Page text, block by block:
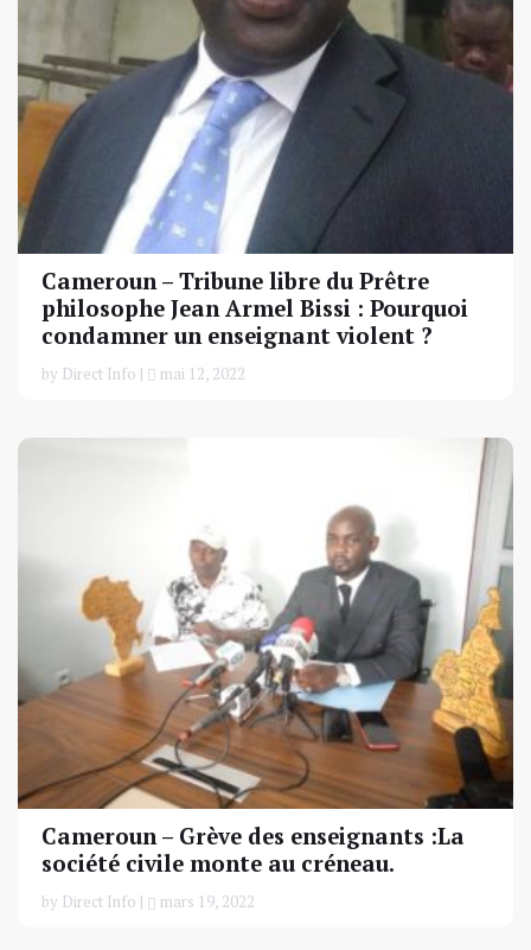
Cameroun – Tribune libre du Prêtre
philosophe Jean Armel Bissi : Pourquoi
condamner un enseignant violent ?
by Direct Info | mai 12, 2022
Cameroun – Grève des enseignants :La
société civile monte au créneau.
by Direct Info | mars 19, 2022